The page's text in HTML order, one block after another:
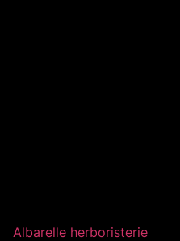
Albarelle herboristerie